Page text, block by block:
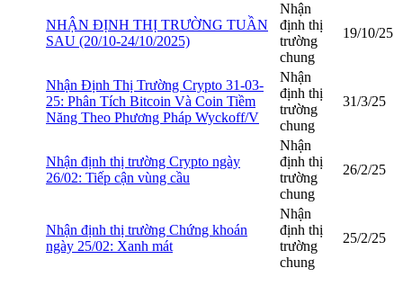
NHẬN ĐỊNH THỊ TRƯỜNG TUẦN
SAU (20/10-24/10/2025)
Nhận
định thị
trường
chung
19/10/25
Nhận Định Thị Trường Crypto 31-03-
25: Phân Tích Bitcoin Và Coin Tiềm
Năng Theo Phương Pháp Wyckoff/V
Nhận
định thị
trường
chung
31/3/25
Nhận định thị trường Crypto ngày
26/02: Tiếp cận vùng cầu
Nhận
định thị
trường
chung
26/2/25
Nhận định thị trường Chứng khoán
ngày 25/02: Xanh mát
Nhận
định thị
trường
chung
25/2/25